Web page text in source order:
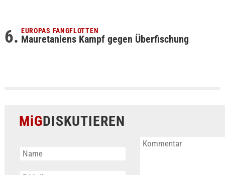
EUROPAS FANGFLOTTEN
Mauretaniens Kampf gegen Überfischung
MiGDISKUTIEREN